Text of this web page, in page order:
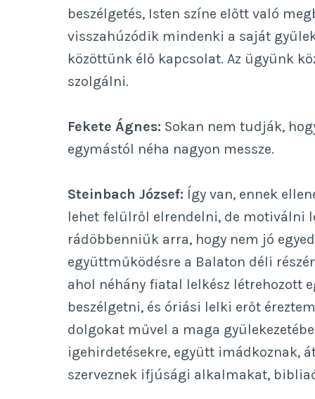
beszélgetés, Isten színe előtt való
visszahúzódik mindenki a saját
közöttünk élő kapcsolat. Az ügyünk
szolgálni.
Fekete Ágnes: Sokan nem tudják,
egymástól néha nagyon messze.
Steinbach József: Így van, ennek
lehet felülről elrendelni, de motiválni
rádöbbenniük arra, hogy nem jó
együttműködésre a Balaton déli
ahol néhány fiatal lelkész létrehozott
beszélgetni, és óriási lelki erőt
dolgokat művel a maga
igehirdetésekre, együtt imádkoznak,
szerveznek ifjúsági alkalmakat,